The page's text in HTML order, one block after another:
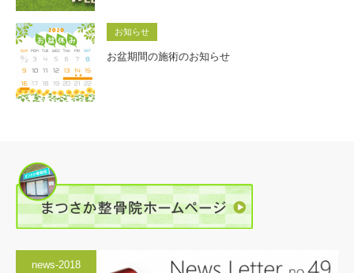
お知らせ
お盆期間の施術のお知らせ
news-2018